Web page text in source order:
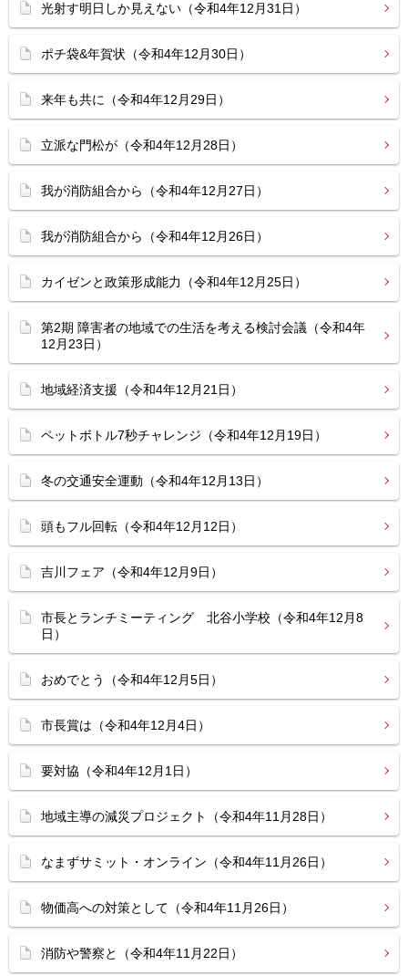
光射す明日しか見えない（令和4年12月31日）
ポチ袋&年賀状（令和4年12月30日）
来年も共に（令和4年12月29日）
立派な門松が（令和4年12月28日）
我が消防組合から（令和4年12月27日）
我が消防組合から（令和4年12月26日）
カイゼンと政策形成能力（令和4年12月25日）
第2期 障害者の地域での生活を考える検討会議（令和4年
12月23日）
地域経済支援（令和4年12月21日）
ペットボトル7秒チャレンジ（令和4年12月19日）
冬の交通安全運動（令和4年12月13日）
頭もフル回転（令和4年12月12日）
吉川フェア（令和4年12月9日）
市長とランチミーティング 北谷小学校（令和4年12月8
日）
おめでとう（令和4年12月5日）
市長賞は（令和4年12月4日）
要対協（令和4年12月1日）
地域主導の減災プロジェクト（令和4年11月28日）
なまずサミット・オンライン（令和4年11月26日）
物価高への対策として（令和4年11月26日）
消防や警察と（令和4年11月22日）